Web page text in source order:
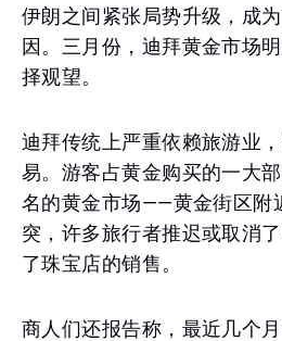
伊朗之间紧张局势升级，成
因。三月份，迪拜黄金市场
择观望。
迪拜传统上严重依赖旅游业
易。游客占黄金购买的一大
名的黄金市场——黄金街区附
突，许多旅行者推迟或取消
了珠宝店的销售。
商人们还报告称，最近几个